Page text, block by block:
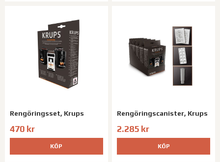
Rengöringsset, Krups
470 kr
KÖP
Rengöringscanister, Krups
2.285 kr
KÖP